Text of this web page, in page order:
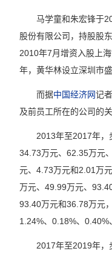
马学童和朱宏锋于
股份有限公司，持股股
2010年7月增资入股上
年，黄华林设立深圳市
而据中国经济网记
及前员工所在的公司的
2013年至2017年，
34.73万元、62.35万元
元、4.73万元和2.01万
万元、49.99万元、
93.40万元和36.78万元
1.24%、0.18%、0.40%
2017年至2019年，步